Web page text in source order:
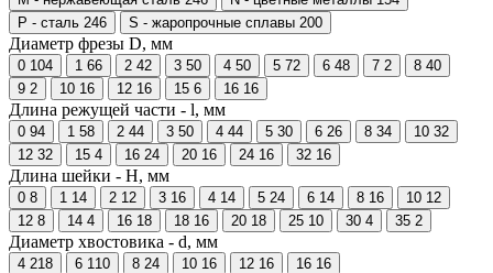
P - сталь 246 S - жаропрочные сплавы 200
Диаметр фрезы D, мм
0 104 1 66 2 42 3 50 4 50 5 72 6 48 7 2 8 40
9 2 10 16 12 16 15 6 16 16
Длина режущей части - l, мм
0 94 1 58 2 44 3 50 4 44 5 30 6 26 8 34 10 32
12 32 15 4 16 24 20 16 24 16 32 16
Длина шейки - H, мм
0 8 1 14 2 12 3 16 4 14 5 24 6 14 8 16 10 12
12 8 14 4 16 18 18 16 20 18 25 10 30 4 35 2
Диаметр хвостовика - d, мм
4 218 6 110 8 24 10 16 12 16 16 16